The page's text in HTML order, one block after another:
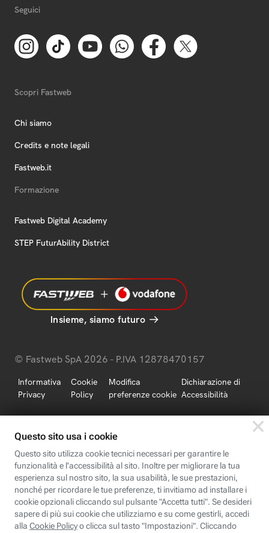
Seguici
Scopri Fastweb
Chi siamo
Credits e note legali
Fastweb.it
Formazione
Fastweb Digital Academy
STEP FuturAbility District
Insieme, siamo futuro
© Fastweb SpA 2026 - P.IVA 12878470157
Informativa
Privacy
Cookie
Policy
Modifica
preferenze cookie
Dichiarazione di
Accessibilità